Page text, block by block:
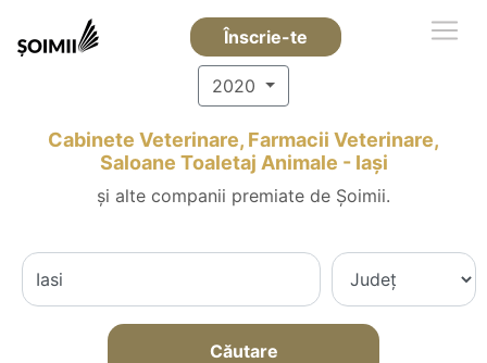
Înscrie-te
2020
Cabinete Veterinare, Farmacii Veterinare,
Saloane Toaletaj Animale - Iaşi
și alte companii premiate de Șoimii.
Căutare